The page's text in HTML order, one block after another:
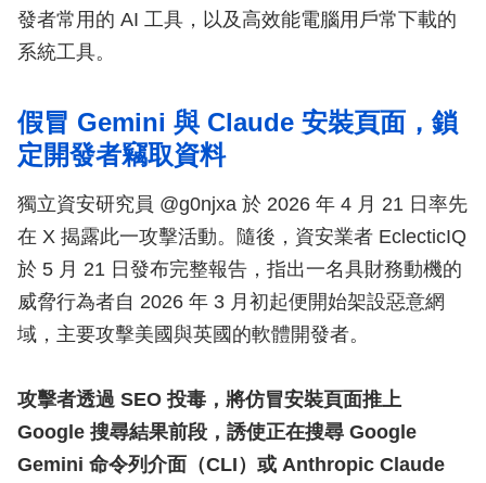
發者常用的 AI 工具，以及高效能電腦用戶常下載的
系統工具。
假冒 Gemini 與 Claude 安裝頁面，鎖
定開發者竊取資料
獨立資安研究員 @g0njxa 於 2026 年 4 月 21 日率先
在 X 揭露此一攻擊活動。隨後，資安業者 EclecticIQ
於 5 月 21 日發布完整報告，指出一名具財務動機的
威脅行為者自 2026 年 3 月初起便開始架設惡意網
域，主要攻擊美國與英國的軟體開發者。
攻擊者透過 SEO 投毒，將仿冒安裝頁面推上
Google 搜尋結果前段，誘使正在搜尋 Google
Gemini 命令列介面（CLI）或 Anthropic Claude